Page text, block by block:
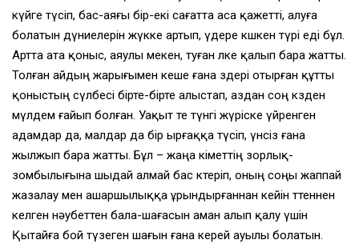
күйге түсіп, бас-аяғы бір-екі сағатта аса қажетті, алуға
болатын дүниелерін жүкке артып, үдере көшкен түрі еді бұл.
Артта ата қоныс, аяулы мекен, туған өлке қалып бара жатты.
Толған айдың жарығымен кеше ғана өздері отырған құтты
қоныстың сүлбесі бірте-бірте алыстап, аздан соң көзден
мүлдем ғайып болған. Уақыт өте түнгі жүріске үйренген
адамдар да, малдар да бір ырғаққа түсіп, үнсіз ғана
жылжып бара жатты. Бұл – жаңа өкіметтің зорлық-
зомбылығына шыдай алмай бас көтеріп, оның соңы жаппай
жазалау мен ашаршылыққа ұрындырғаннан кейін төтеннен
келген нәубеттен бала-шағасын аман алып қалу үшін
Қытайға бой түзеген шағын ғана керей ауылы болатын.